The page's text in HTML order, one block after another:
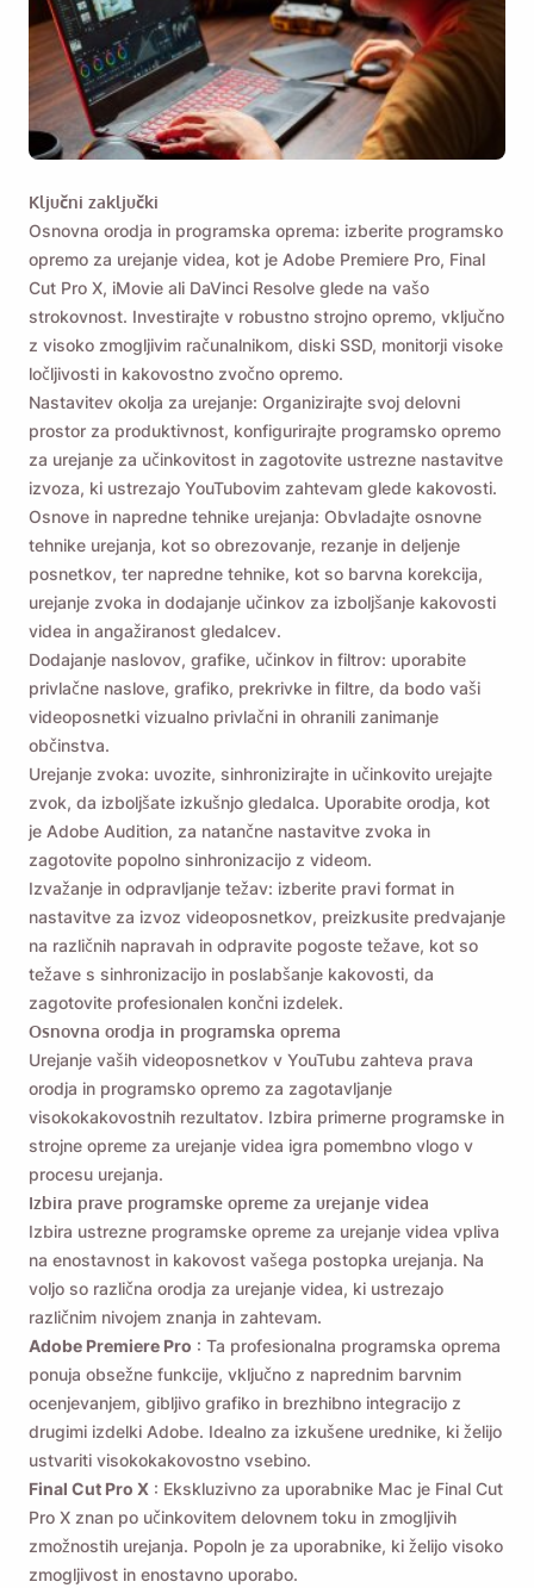
Ključni zaključki
Osnovna orodja in programska oprema: izberite programsko
opremo za urejanje videa, kot je Adobe Premiere Pro, Final
Cut Pro X, iMovie ali DaVinci Resolve glede na vašo
strokovnost. Investirajte v robustno strojno opremo, vključno
z visoko zmogljivim računalnikom, diski SSD, monitorji visoke
ločljivosti in kakovostno zvočno opremo.
Nastavitev okolja za urejanje: Organizirajte svoj delovni
prostor za produktivnost, konfigurirajte programsko opremo
za urejanje za učinkovitost in zagotovite ustrezne nastavitve
izvoza, ki ustrezajo YouTubovim zahtevam glede kakovosti.
Osnove in napredne tehnike urejanja: Obvladajte osnovne
tehnike urejanja, kot so obrezovanje, rezanje in deljenje
posnetkov, ter napredne tehnike, kot so barvna korekcija,
urejanje zvoka in dodajanje učinkov za izboljšanje kakovosti
videa in angažiranost gledalcev.
Dodajanje naslovov, grafike, učinkov in filtrov: uporabite
privlačne naslove, grafiko, prekrivke in filtre, da bodo vaši
videoposnetki vizualno privlačni in ohranili zanimanje
občinstva.
Urejanje zvoka: uvozite, sinhronizirajte in učinkovito urejajte
zvok, da izboljšate izkušnjo gledalca. Uporabite orodja, kot
je Adobe Audition, za natančne nastavitve zvoka in
zagotovite popolno sinhronizacijo z videom.
Izvažanje in odpravljanje težav: izberite pravi format in
nastavitve za izvoz videoposnetkov, preizkusite predvajanje
na različnih napravah in odpravite pogoste težave, kot so
težave s sinhronizacijo in poslabšanje kakovosti, da
zagotovite profesionalen končni izdelek.
Osnovna orodja in programska oprema
Urejanje vaših videoposnetkov v YouTubu zahteva prava
orodja in programsko opremo za zagotavljanje
visokokakovostnih rezultatov. Izbira primerne programske in
strojne opreme za urejanje videa igra pomembno vlogo v
procesu urejanja.
Izbira prave programske opreme za urejanje videa
Izbira ustrezne programske opreme za urejanje videa vpliva
na enostavnost in kakovost vašega postopka urejanja. Na
voljo so različna orodja za urejanje videa, ki ustrezajo
različnim nivojem znanja in zahtevam.
Adobe Premiere Pro : Ta profesionalna programska oprema
ponuja obsežne funkcije, vključno z naprednim barvnim
ocenjevanjem, gibljivo grafiko in brezhibno integracijo z
drugimi izdelki Adobe. Idealno za izkušene urednike, ki želijo
ustvariti visokokakovostno vsebino.
Final Cut Pro X : Ekskluzivno za uporabnike Mac je Final Cut
Pro X znan po učinkovitem delovnem toku in zmogljivih
zmožnostih urejanja. Popoln je za uporabnike, ki želijo visoko
zmogljivost in enostavno uporabo.